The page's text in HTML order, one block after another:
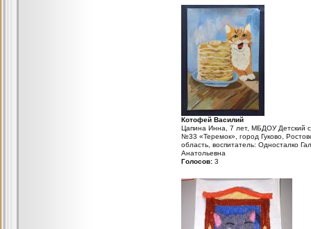
Котофей Василий
Цапина Инна, 7 лет, МБДОУ Детский
№33 «Теремок», город Гуково,
область, воспитатель: Односталко
Анатольевна
Голосов: 3